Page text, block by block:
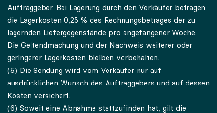
Auftraggeber. Bei Lagerung durch den Verkäufer betragen
die Lagerkosten 0,25 % des Rechnungsbetrages der zu
lagernden Liefergegenstände pro angefangener Woche.
Die Geltendmachung und der Nachweis weiterer oder
geringerer Lagerkosten bleiben vorbehalten.
(5) Die Sendung wird vom Verkäufer nur auf
ausdrücklichen Wunsch des Auftraggebers und auf dessen
Kosten versichert.
(6) Soweit eine Abnahme stattzufinden hat, gilt die